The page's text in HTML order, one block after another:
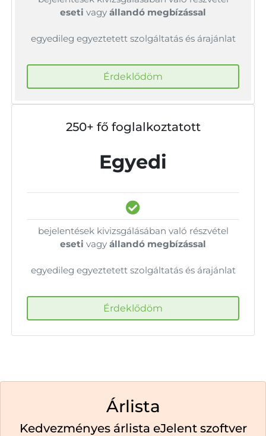
eseti vagy állandó megbízással
egyedileg egyeztetett szolgáltatás és árajánlat
Érdeklődöm
250+ fő foglalkoztatott
Egyedi
bejelentések kivizsgálásában való részvétel
eseti vagy állandó megbízással
egyedileg egyeztetett szolgáltatás és árajánlat
Érdeklődöm
Árlista
Kedvezményes árlista eJelent szoftver